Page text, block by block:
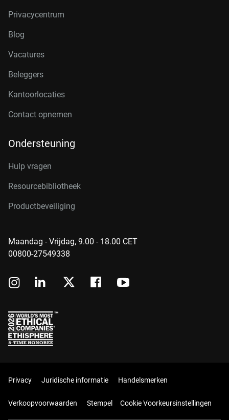
Privacycentrum
Blog
Vacatures
Beleggers
Kantoorlocaties
Contact opnemen
Ondersteuning
Hulp vragen
Resourcebibliotheek
Productbeveiliging
Maandag - Vrijdag, 9.00 - 18.00 CET
00800-27549338
Privacy Juridische informatie Handelsmerken
Verkoopvoorwaarden Stempel Cookie Voorkeursinstellingen